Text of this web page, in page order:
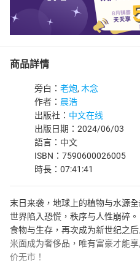
商品詳情
旁白： 老炮, 木念
作者： 晨浩
出版社： 中文在线
出版日期：2024/06/03
語言：中文
ISBN：7590600026005
時長：07:41:41
末日来袭，地球上的植物与水源全
世界陷入恐慌，秩序与人性崩碎。
食物与生存，再次成为新世纪之
米面成为奢侈品，唯有富豪才能
价无市！